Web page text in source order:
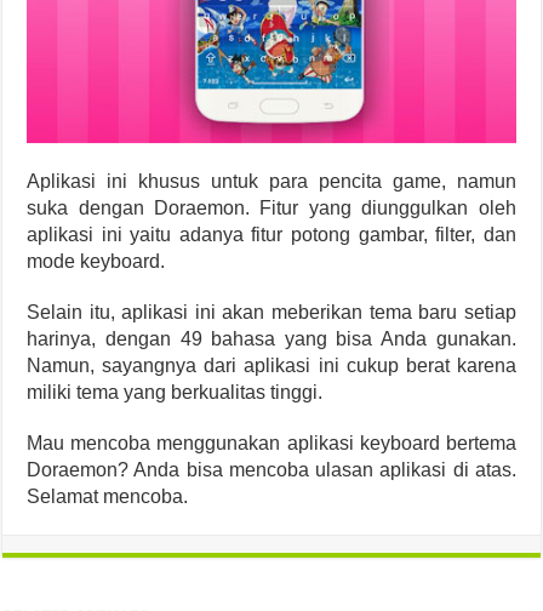
Aplikasi ini khusus untuk para pencita game, namun
suka dengan Doraemon. Fitur yang diunggulkan oleh
aplikasi ini yaitu adanya fitur potong gambar, filter, dan
mode keyboard.
Selain itu, aplikasi ini akan meberikan tema baru setiap
harinya, dengan 49 bahasa yang bisa Anda gunakan.
Namun, sayangnya dari aplikasi ini cukup berat karena
miliki tema yang berkualitas tinggi.
Mau mencoba menggunakan aplikasi keyboard bertema
Doraemon? Anda bisa mencoba ulasan aplikasi di atas.
Selamat mencoba.